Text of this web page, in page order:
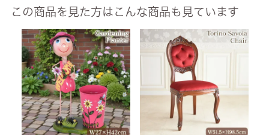
この商品を見た方はこんな商品も見ています